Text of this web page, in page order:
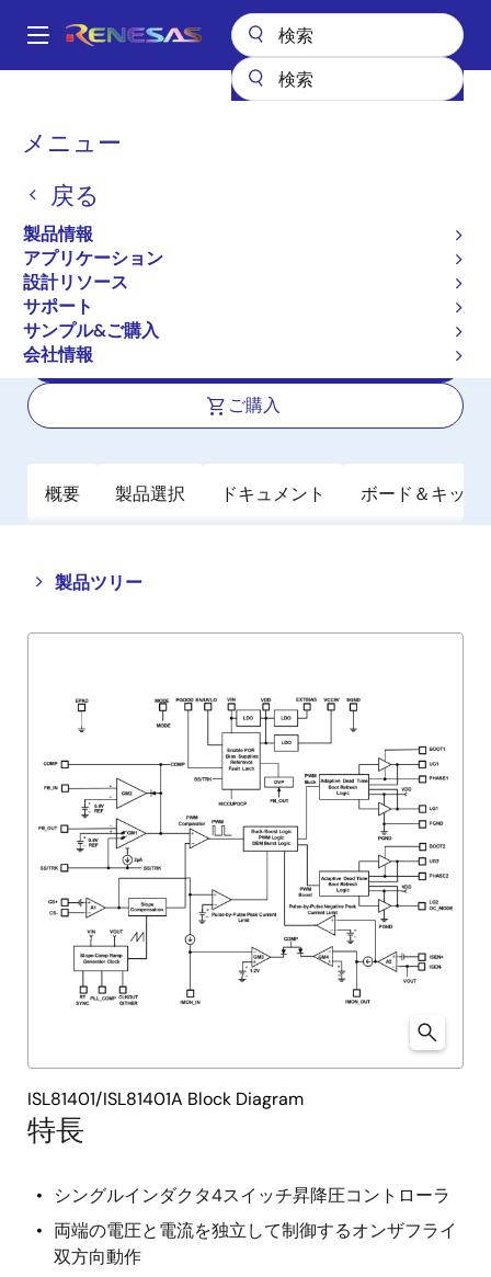
ン
Main
メニュー
戻る
製品情報
アプリケーション
設計リソース
サポート
サンプル&ご購入
会社情報
パ
く
ず
パワー & パワーマネジメント
DC/DCコンバータ
昇降圧コントローラ（外付けFET）
ISL81401A
アクティブ
40V 単方向4スイッチ 同期昇降圧コン
トローラ
ご購入
概要 製品選択 ドキュメント ボード＆キット
製品ツリー
Close
tree
Open
tree
特長
シングルインダクタ4スイッチ昇降圧コントローラ
両端の電圧と電流を独立して制御するオンザフライ
双方向動作
ISL81401/ISL81401A Block Diagram